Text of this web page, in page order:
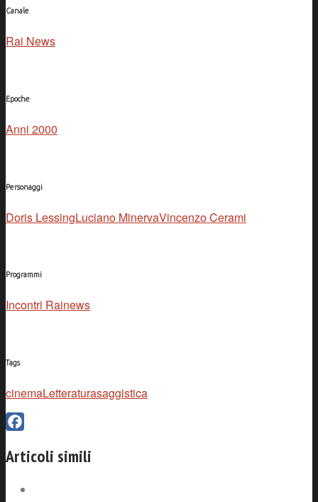
Canale
Rai News
Epoche
Anni 2000
Personaggi
Doris LessingLuciano MinervaVincenzo Cerami
Programmi
Incontri Rainews
Tags
cinemaLetteraturasaggistica
Articoli simili